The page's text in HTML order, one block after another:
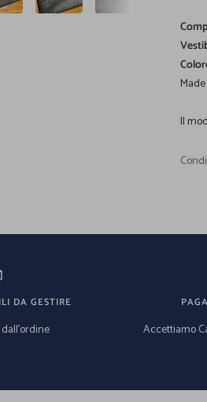
Il
DA GESTIRE
Accettiamo